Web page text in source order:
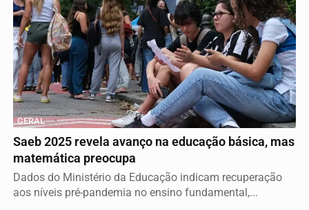
GERAL
Saeb 2025 revela avanço na educação básica, mas
matemática preocupa
Dados do Ministério da Educação indicam recuperação
aos níveis pré-pandemia no ensino fundamental,...